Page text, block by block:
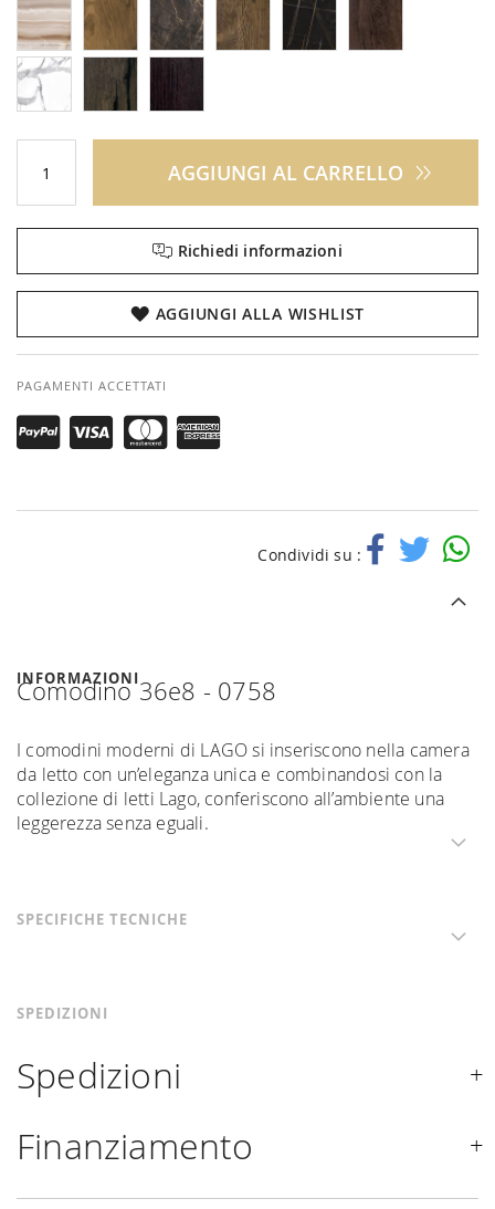
AGGIUNGI AL CARRELLO
Richiedi informazioni
AGGIUNGI ALLA WISHLIST
PAGAMENTI ACCETTATI
Condividi su :
INFORMAZIONI
Comodino 36e8 - 0758
I comodini moderni di LAGO si inseriscono nella camera
da letto con un’eleganza unica e combinandosi con la
collezione di letti Lago, conferiscono all’ambiente una
leggerezza senza eguali.
SPECIFICHE TECNICHE
SPEDIZIONI
Spedizioni
Forniture Europaègratuita in Italia
, invece è previsto
Finanziamento